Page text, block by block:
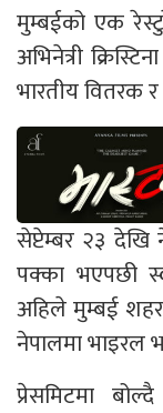
मुम्बईको एक
अभिनेत्री
भारतीय वितरक र
सेप्टेम्बर २३ देखि
पक्का भएपछी
अहिले मुम्बई
नेपालमा भाइरल
प्रेसमिटमा